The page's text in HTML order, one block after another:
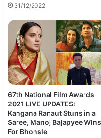
31/12/2022
67th National Film Awards
2021 LIVE UPDATES:
Kangana Ranaut Stuns in a
Saree, Manoj Bajapyee Wins
For Bhonsle